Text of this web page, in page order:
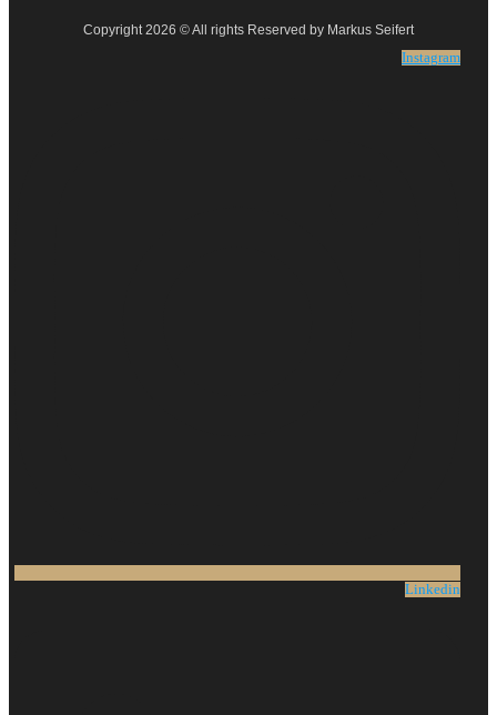
Copyright 2026 © All rights Reserved by Markus Seifert
Instagram
Linkedin